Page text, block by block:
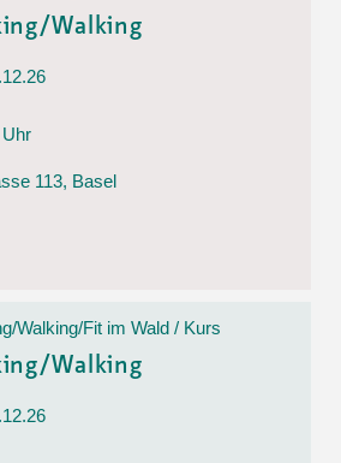
Walking
113, Basel
Walking/Fit im Wald / Kurs
Walking